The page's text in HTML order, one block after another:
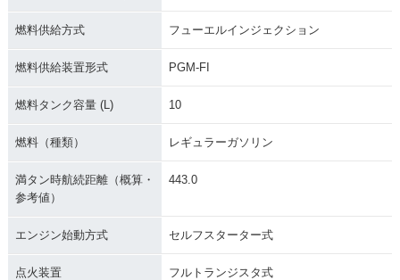
燃料供給方式 フューエルインジェクション
燃料供給装置形式 PGM-FI
燃料タンク容量 (L) 10
燃料（種類） レギュラーガソリン
満タン時航続距離（概算・
参考値）
443.0
エンジン始動方式 セルフスターター式
点火装置 フルトランジスタ式